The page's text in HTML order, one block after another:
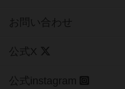
お問い合わせ
公式X
公式instagram